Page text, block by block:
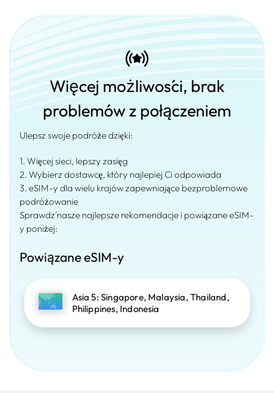
Więcej możliwości, brak
problemów z połączeniem
Ulepsz swoje podróże dzięki:
1. Więcej sieci, lepszy zasięg
2. Wybierz dostawcę, który najlepiej Ci odpowiada
3. eSIM-y dla wielu krajów zapewniające bezproblemowe
podróżowanie
Sprawdź nasze najlepsze rekomendacje i powiązane eSIM-
y poniżej:
Powiązane eSIM-y
Asia 5: Singapore, Malaysia, Thailand,
Philippines, Indonesia